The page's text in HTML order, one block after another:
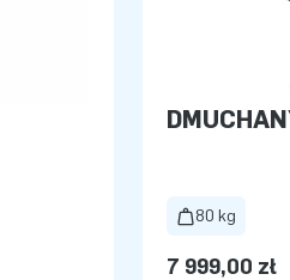
80 kg
7 999,00 zł